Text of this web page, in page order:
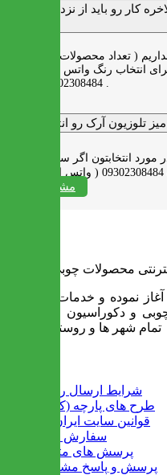
کار رو باید از نزدیک دید
( تعداد محصولات زیاد و فضای
انتخاب رنگ واتس اپ به شماره
09302308484 پیام بدید .
تلوزیون آرک رو انتخاب کردم
انتخابتون اگر سوالی دارید به
مشاهده همه
محصولات چوبی ایران میز
ایران میز فعالیت خود را از سال 88 آغاز نموده و خدمات آن عبارت
و دکوراسیون و ارسال به
تمام شهر ها و روستاهای کشور
شرایط ارسال رایگان
طرح های پارچه (کالیته)
قوانین سایت ایران میز
سفارش عمده
پرسش های متداول
پرسش و پاسخ مشتریان